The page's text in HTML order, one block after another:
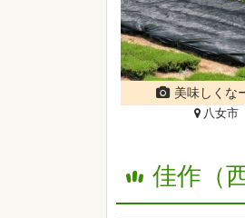
美味しくな
八女市
佳作（